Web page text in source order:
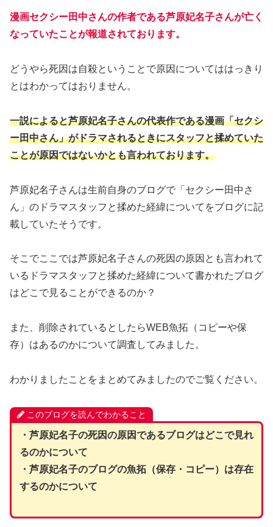
漫画セクシー田中さんの作者である芦原妃名子さんが亡く
なっていたことが報道されております。
どうやら死因は自殺ということで原因についてははっきり
とはわかってはおりません。
一説によると芦原妃名子さんの代表作である漫画「セクシ
ー田中さん」がドラマされるときにスタッフと揉めていた
ことが原因ではないかとも言われております。
芦原妃名子さんは生前自身のブログで「セクシー田中さ
ん」のドラマスタッフと揉めた経緯についてをブログに記
載していたそうです。
そこでここでは芦原妃名子さんの死因の原因とも言われて
いるドラマスタッフと揉めた経緯について書かれたブログ
はどこで見ることができるのか？
また、削除されているとしたらWEB魚拓（コピーや保
存）はあるのかについて調査してみました。
わかりましたことをまとめてみましたのでご覧ください。
このブログを読んでわかること
・芦原妃名子の死因の原因であるブログはどこで見れ
るのかについて
・芦原妃名子のブログの魚拓（保存・コピー）は存在
するのかについて